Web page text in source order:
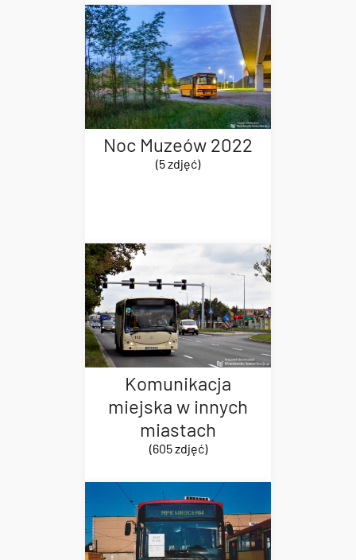
Noc Muzeów 2022
(5 zdjęć)
Komunikacja
miejska w innych
miastach
(605 zdjęć)